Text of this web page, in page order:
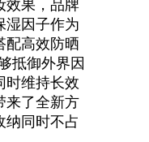
效果，品牌
湿因子作为
配高效防晒
抵御外界因
时维持长效
来了全新方
纳同时不占